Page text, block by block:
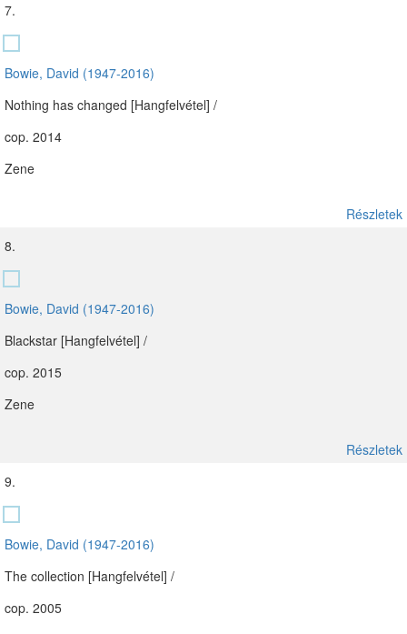
7.
Bowie, David (1947-2016)
Nothing has changed [Hangfelvétel] /
cop. 2014
Zene
Részletek
8.
Bowie, David (1947-2016)
Blackstar [Hangfelvétel] /
cop. 2015
Zene
Részletek
9.
Bowie, David (1947-2016)
The collection [Hangfelvétel] /
cop. 2005